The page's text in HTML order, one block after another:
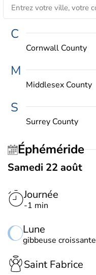
C
Cornwall County
M
Middlesex County
S
Surrey County
Éphéméride
Samedi 22 août
Journée
-1 min
Lune
gibbeuse croissante
Saint Fabrice